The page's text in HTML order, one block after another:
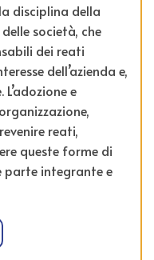
disciplina della
società, che
dei reati
dell’azienda e,
e
reati,
queste forme di
parte integrante e